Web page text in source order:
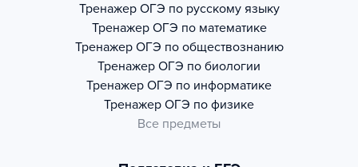
Тренажер ОГЭ по русскому языку
Тренажер ОГЭ по математике
Тренажер ОГЭ по обществознанию
Тренажер ОГЭ по биологии
Тренажер ОГЭ по информатике
Тренажер ОГЭ по физике
Все предметы